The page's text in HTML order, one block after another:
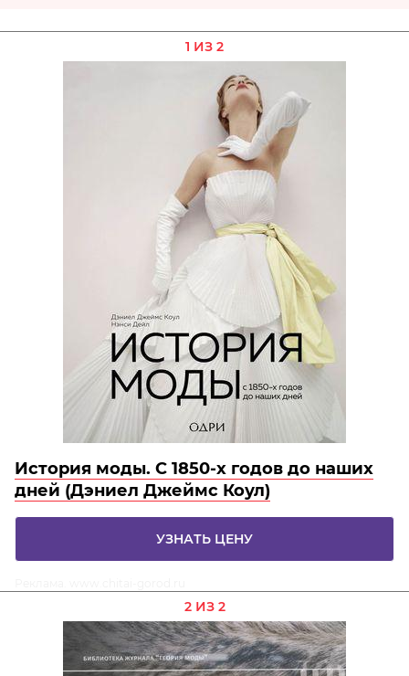
1 ИЗ 2
История моды. С 1850-х годов до наших
дней (Дэниел Джеймс Коул)
УЗНАТЬ ЦЕНУ
2 ИЗ 2